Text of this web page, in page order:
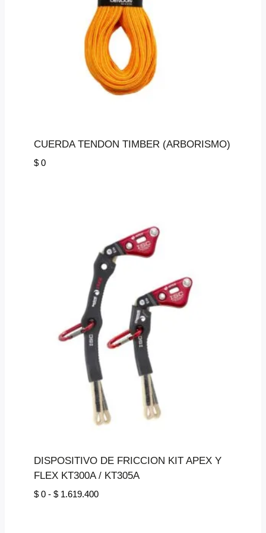
CUERDA TENDON TIMBER (ARBORISMO)
$0
DISPOSITIVO DE FRICCION KIT APEX Y
FLEX KT300A / KT305A
$0 - $1.619.400Rango